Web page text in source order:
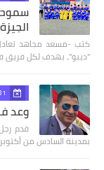
الجيزة
"ديبو"، بهدف لكل فريق
31
وعد
قدم
بمدينة السادس من